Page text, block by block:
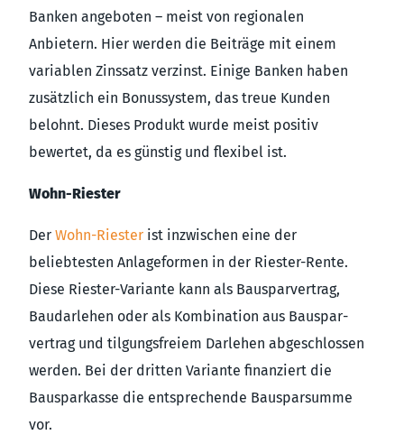
Banken angeboten – meist von regionalen
Anbietern. Hier werden die Beiträge mit einem
variablen Zinssatz verzinst. Einige Banken haben
zusätzlich ein Bonussystem, das treue Kunden
belohnt. Dieses Produkt wurde meist positiv
bewertet, da es günstig und flexibel ist.
Wohn-Riester
Der Wohn-Riester ist inzwischen eine der
beliebtesten Anlageformen in der Riester-Rente.
Diese Riester-Variante kann als Bauspar­vertrag,
Baudarlehen oder als Kombination aus Bauspar­
vertrag und tilgungs­freiem Darlehen abgeschlossen
werden. Bei der dritten Variante finanziert die
Bausparkasse die entsprechende Bausparsumme
vor.